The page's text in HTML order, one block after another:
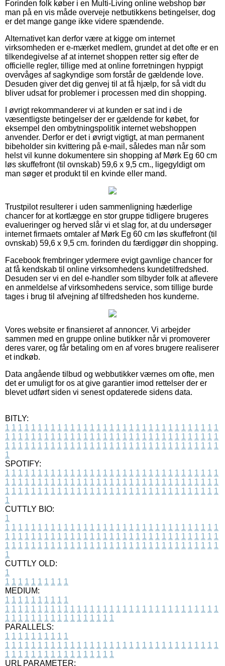
Forinden folk køber i en Multi-Living online webshop bør
man på en vis måde overveje netbutikkens betingelser, dog
er det mange gange ikke videre spændende.
Alternativet kan derfor være at kigge om internet
virksomheden er e-mærket medlem, grundet at det ofte er en
tilkendegivelse af at internet shoppen retter sig efter de
officielle regler, tillige med at online forretningen hyppigt
overvåges af sagkyndige som forstår de gældende love.
Desuden giver det dig genvej til at få hjælp, for så vidt du
bliver udsat for problemer i processen med din shopping.
I øvrigt rekommanderer vi at kunden er sat ind i de
væsentligste betingelser der er gældende for købet, for
eksempel den ombytningspolitik internet webshoppen
anvender. Derfor er det i øvrigt vigtigt, at man permanent
bibeholder sin kvittering på e-mail, således man når som
helst vil kunne dokumentere sin shopping af Mørk Eg 60 cm
løs skuffefront (til ovnskab) 59,6 x 9,5 cm., ligegyldigt om
man søger et produkt til en kvinde eller mand.
Trustpilot resulterer i uden sammenligning hæderlige
chancer for at kortlægge en stor gruppe tidligere brugeres
evalueringer og herved slår vi et slag for, at du undersøger
internet firmaets omtaler af Mørk Eg 60 cm løs skuffefront (til
ovnskab) 59,6 x 9,5 cm. forinden du færdiggør din shopping.
Facebook frembringer ydermere evigt gavnlige chancer for
at få kendskab til online virksomhedens kundetilfredshed.
Desuden ser vi en del e-handler som tilbyder folk at aflevere
en anmeldelse af virksomhedens service, som tillige burde
tages i brug til afvejning af tilfredsheden hos kunderne.
Vores website er finansieret af annoncer. Vi arbejder
sammen med en gruppe online butikker når vi promoverer
deres varer, og får betaling om en af vores brugere realiserer
et indkøb.
Data angående tilbud og webbutikker værnes om ofte, men
det er umuligt for os at give garantier imod rettelser der er
blevet udført siden vi senest opdaterede sidens data.
BITLY:
1 1 1 1 1 1 1 1 1 1 1 1 1 1 1 1 1 1 1 1 1 1 1 1 1 1 1 1 1 1 1 1 1
1 1 1 1 1 1 1 1 1 1 1 1 1 1 1 1 1 1 1 1 1 1 1 1 1 1 1 1 1 1 1 1 1
1 1 1 1 1 1 1 1 1 1 1 1 1 1 1 1 1 1 1 1 1 1 1 1 1 1 1 1 1 1 1 1 1
1
SPOTIFY:
1 1 1 1 1 1 1 1 1 1 1 1 1 1 1 1 1 1 1 1 1 1 1 1 1 1 1 1 1 1 1 1 1
1 1 1 1 1 1 1 1 1 1 1 1 1 1 1 1 1 1 1 1 1 1 1 1 1 1 1 1 1 1 1 1 1
1 1 1 1 1 1 1 1 1 1 1 1 1 1 1 1 1 1 1 1 1 1 1 1 1 1 1 1 1 1 1 1 1
1
CUTTLY BIO:
1
1 1 1 1 1 1 1 1 1 1 1 1 1 1 1 1 1 1 1 1 1 1 1 1 1 1 1 1 1 1 1 1 1
1 1 1 1 1 1 1 1 1 1 1 1 1 1 1 1 1 1 1 1 1 1 1 1 1 1 1 1 1 1 1 1 1
1 1 1 1 1 1 1 1 1 1 1 1 1 1 1 1 1 1 1 1 1 1 1 1 1 1 1 1 1 1 1 1 1
1
CUTTLY OLD:
1
1 1 1 1 1 1 1 1 1 1
MEDIUM:
1 1 1 1 1 1 1 1 1 1
1 1 1 1 1 1 1 1 1 1 1 1 1 1 1 1 1 1 1 1 1 1 1 1 1 1 1 1 1 1 1 1 1
1 1 1 1 1 1 1 1 1 1 1 1 1 1 1 1 1
PARALLELS:
1 1 1 1 1 1 1 1 1 1
1 1 1 1 1 1 1 1 1 1 1 1 1 1 1 1 1 1 1 1 1 1 1 1 1 1 1 1 1 1 1 1 1
1 1 1 1 1 1 1 1 1 1 1 1 1 1 1 1 1
URL PARAMETER: